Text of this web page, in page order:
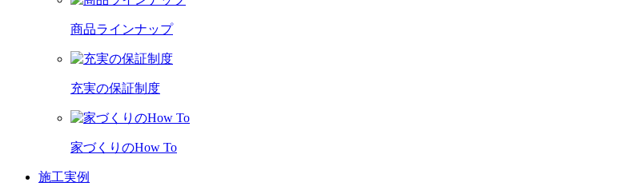
商品ラインナップ
充実の保証制度
家づくりのHow To
施工実例